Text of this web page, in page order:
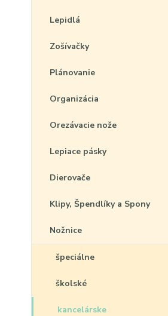
Lepidlá
Zošívačky
Plánovanie
Organizácia
Orezávacie nože
Lepiace pásky
Dierovače
Klipy, Špendlíky a Spony
Nožnice
špeciálne
školské
kancelárske